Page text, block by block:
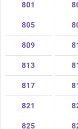
801
805
809
813
817
821
825